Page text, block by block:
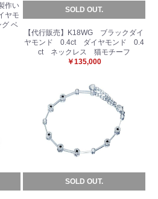
作い
ヤモ
グ ベ
SOLD OUT.
【代行販売】K18WG ブラックダイ
ヤモンド 0.4ct ダイヤモンド 0.4
ct ネックレス 猫モチーフ
￥135,000
SOLD OUT.